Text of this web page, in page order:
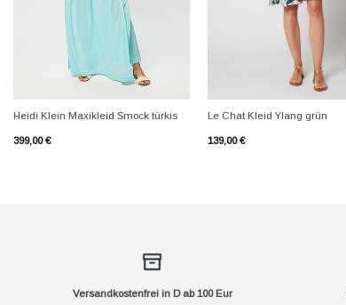
Heidi Klein Maxikleid Smock türkis
399,00€
Le Chat Kleid Ylang grün
139,00€
Versandkostenfrei in D ab 100 Eur